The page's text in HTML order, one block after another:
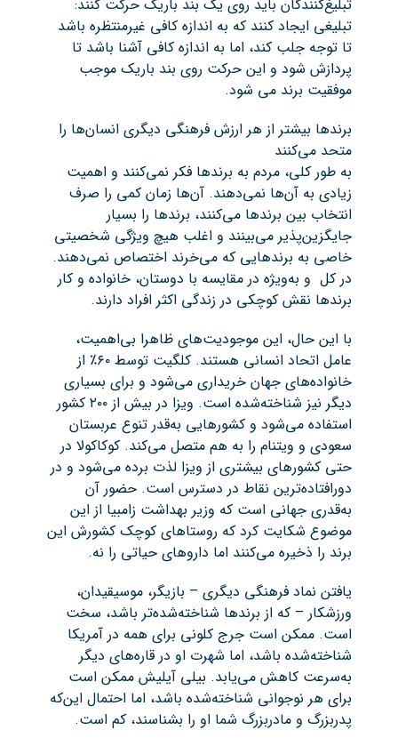
تبلیغ‌کنندگان باید روی یک بند باریک حرکت کنند:
تبلیغی ایجاد کنند که به اندازه کافی غیرمنتظره باشد
تا توجه جلب کند، اما به اندازه کافی آشنا باشد تا
پردازش شود و این حرکت روی بند باریک موجب
موفقیت برند می شود.
برندها بیشتر از هر ارزش فرهنگی دیگری انسان‌ها را
متحد می‌کنند
به طور کلی، مردم به برندها فکر نمی‌کنند و اهمیت
زیادی به آن‌ها نمی‌دهند. آن‌ها زمان کمی را صرف
انتخاب بین برندها می‌کنند، برندها را بسیار
جایگزین‌پذیر می‌بینند و اغلب هیچ ویژگی شخصیتی
خاصی به برندهایی که می‌خرند اختصاص نمی‌دهند.
در کل و به‌ویژه در مقایسه با دوستان، خانواده و کار
برندها نقش کوچکی در زندگی اکثر افراد دارند.
با این حال، این موجودیت‌های ظاهرا بی‌اهمیت،
عامل اتحاد انسانی هستند. کلگیت توسط ۶۰٪ از
خانواده‌های جهان خریداری می‌شود و برای بسیاری
دیگر نیز شناخته‌شده است. ویزا در بیش از ۲۰۰ کشور
استفاده می‌شود و کشورهایی به‌قدر تنوع عربستان
سعودی و ویتنام را به هم متصل می‌کند. کوکاکولا در
حتی کشورهای بیشتری از ویزا لذت برده می‌شود و در
دورافتاده‌ترین نقاط در دسترس است. حضور آن
به‌قدری جهانی است که وزیر بهداشت زامبیا از این
موضوع شکایت کرد که روستاهای کوچک کشورش این
برند را ذخیره می‌کنند اما داروهای حیاتی را نه.
یافتن نماد فرهنگی دیگری – بازیگر، موسیقیدان،
ورزشکار – که از برندها شناخته‌شده‌تر باشد، سخت
است. ممکن است جرج کلونی برای همه در آمریکا
شناخته‌شده باشد، اما شهرت او در قاره‌های دیگر
به‌سرعت کاهش می‌یابد. بیلی آیلیش ممکن است
برای هر نوجوانی شناخته‌شده باشد، اما احتمال این‌که
پدربزرگ و مادربزرگ شما او را بشناسند، کم است.